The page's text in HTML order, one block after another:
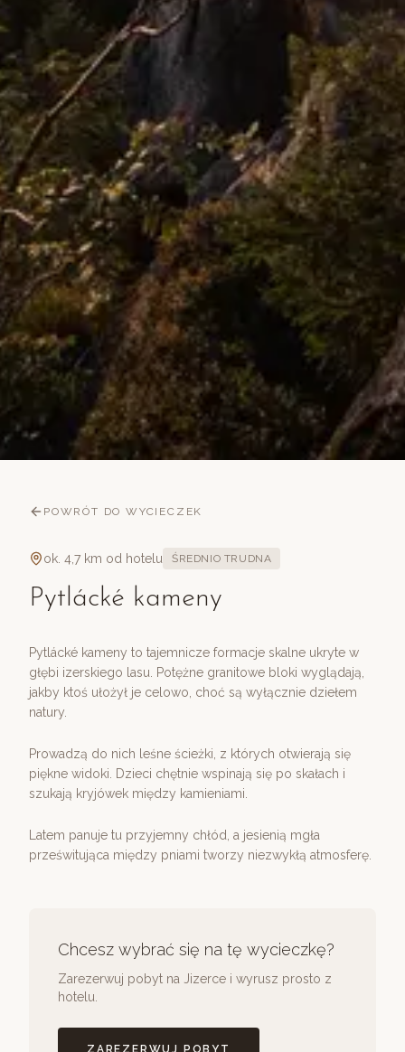
POWRÓT DO WYCIECZEK
ok. 4,7 km od hotelu ŚREDNIO TRUDNA
Pytlácké kameny
Pytlácké kameny to tajemnicze formacje skalne ukryte w
głębi izerskiego lasu. Potężne granitowe bloki wyglądają,
jakby ktoś ułożył je celowo, choć są wyłącznie dziełem
natury.
Prowadzą do nich leśne ścieżki, z których otwierają się
piękne widoki. Dzieci chętnie wspinają się po skałach i
szukają kryjówek między kamieniami.
Latem panuje tu przyjemny chłód, a jesienią mgła
prześwitująca między pniami tworzy niezwykłą atmosferę.
Chcesz wybrać się na tę wycieczkę?
Zarezerwuj pobyt na Jizerce i wyrusz prosto z
hotelu.
ZAREZERWUJ POBYT